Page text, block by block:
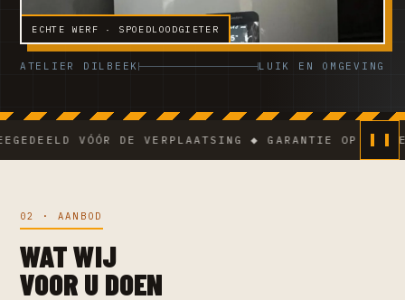
ECHTE WERF · SPOEDLOODGIETER
ATELIER DILBEEK LUIK EN OMGEVING
VÓÓR DE VERPLAATSING ◆ GARANTIE OP DE
02 · AANBOD
WAT WIJ
VOOR U DOEN